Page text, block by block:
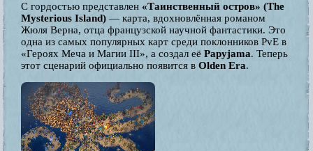
С гордостью представлен «Таинственный остров» (The
Mysterious Island) — карта, вдохновлённая романом
Жюля Верна, отца французской научной фантастики. Это
одна из самых популярных карт среди поклонников PvE в
«Героях Меча и Магии III», а создал её Papyjama. Теперь
этот сценарий официально появится в Olden Era.